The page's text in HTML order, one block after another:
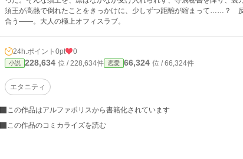
須王が高熱で倒れたことをきっかけに、少しずつ距離が縮まって……？
合う――。大人の極上オフィスラブ。
24h.ポイント 0pt 0
小説 228,634 位 / 228,634件 恋愛 66,324 位 / 66,324件
エタニティ
この作品はアルファポリスから書籍化されています
この作品のコミカライズを読む